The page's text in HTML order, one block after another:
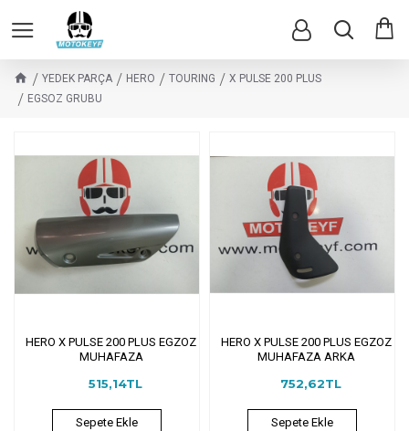
YEDEK PARÇA HERO TOURING
X PULSE 200 PLUS
EGSOZ GRUBU
HERO X PULSE 200 PLUS EGZOZ
MUHAFAZA
515,14TL
Sepete Ekle
HERO X PULSE 200 PLUS EGZOZ
MUHAFAZA ARKA
752,62TL
Sepete Ekle